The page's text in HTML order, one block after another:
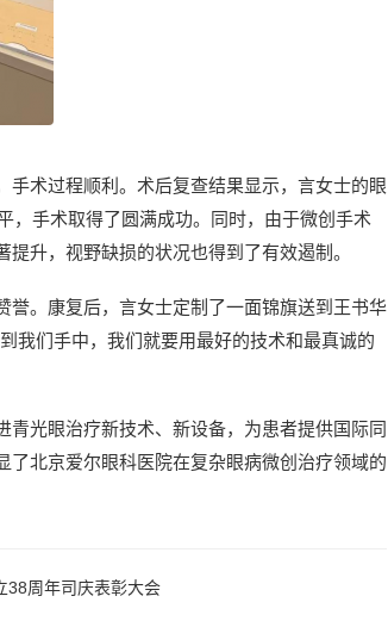
术过程顺利。术后复查结果显示，言女士的眼
，手术取得了圆满成功。同时，由于微创手术
升，视野缺损的状况也得到了有效遏制。
。康复后，言女士定制了一面锦旗送到王书华
我们手中，我们就要用最好的技术和最真诚的
光眼治疗新技术、新设备，为患者提供国际同
北京爱尔眼科医院在复杂眼病微创治疗领域的
周年司庆表彰大会